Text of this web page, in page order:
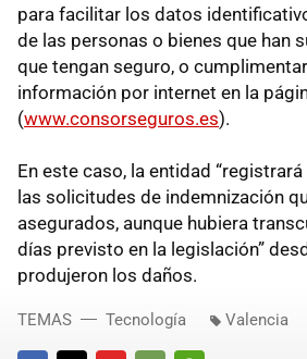
para facilitar los datos
de las personas o bienes que han
que tengan seguro, o
información por internet en la
(www.consorseguros.es).
En este caso, la entidad
las solicitudes de indemnización
asegurados, aunque hubiera
días previsto en la legislación”
produjeron los daños.
TEMAS Tecnología Valencia